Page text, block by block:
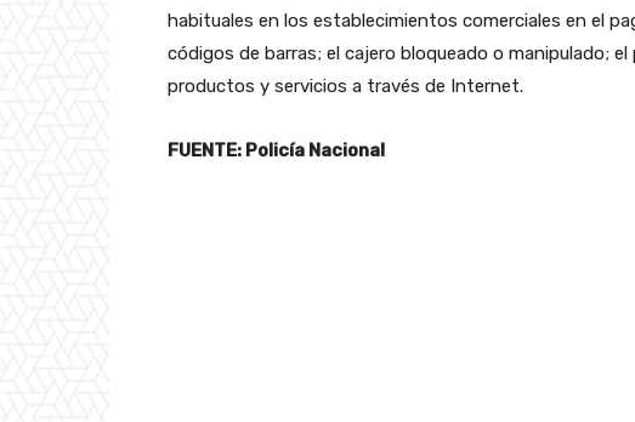
habituales en los establecimientos comerciales en el
códigos de barras; el cajero bloqueado o manipulado;
productos y servicios a través de Internet.
FUENTE: Policía Nacional